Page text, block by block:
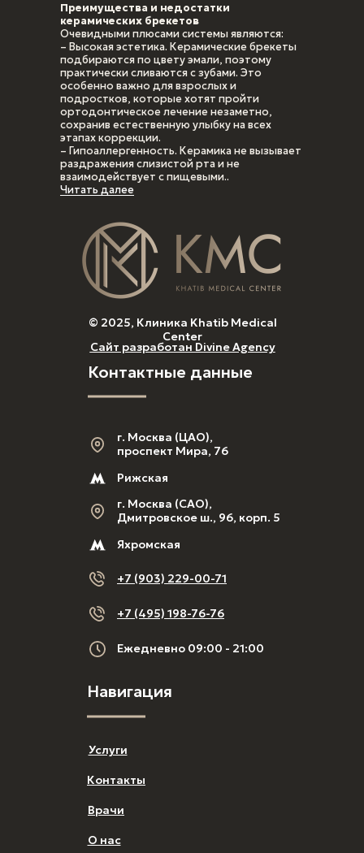
Преимущества и недостатки
керамических брекетов
Очевидными плюсами системы являются:
– Высокая эстетика. Керамические брекеты
подбираются по цвету эмали, поэтому
практически сливаются с зубами. Это
особенно важно для взрослых и
подростков, которые хотят пройти
ортодонтическое лечение незаметно,
сохранив естественную улыбку на всех
этапах коррекции.
– Гипоаллергенность. Керамика не вызывает
раздражения слизистой рта и не
взаимодействует с пищевыми..
Читать далее
Услуги
Контакты
Врачи
О нас
Навигация
Ежедневно 09:00 - 21:00
+7 (903) 229-00-71
+7 (495) 198-76-76
Яхромская
Рижская
г. Москва (ЦАО),
проспект Мира, 76
Контактные данные
г. Москва (САО),
Дмитровское ш., 96, корп. 5
© 2025, Клиника Khatib Medical
Center
Сайт разработан Divine Agency